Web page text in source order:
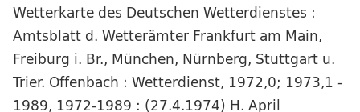
Wetterkarte des Deutschen Wetterdienstes :
Amtsblatt d. Wetterämter Frankfurt am Main,
Freiburg i. Br., München, Nürnberg, Stuttgart u.
Trier. Offenbach : Wetterdienst, 1972,0; 1973,1 -
1989, 1972-1989 : (27.4.1974) H. April